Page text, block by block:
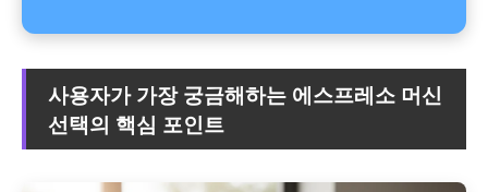
사용자가 가장 궁금해하는 에스프레소 머신
선택의 핵심 포인트